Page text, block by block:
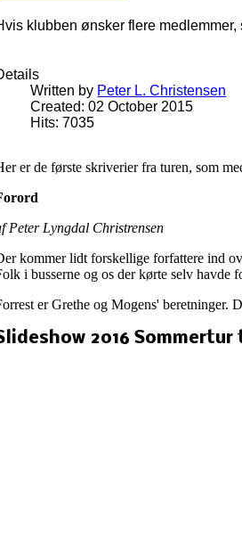
klubben ønsker flere medlemmer,
Written by Peter L. Christensen
Created: 02 October 2015
Hits: 7035
er de første skriverier fra turen, som
Peter Lyngdal Christrensen
kommer lidt forskellige forfattere ind
i busserne og os der kørte selv havde
er Grethe og Mogens' beretninger.
2016